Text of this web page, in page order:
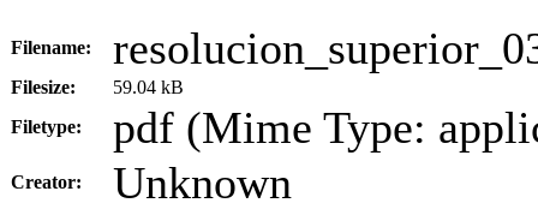
Filename:
Filesize:
59.04 kB
Filetype:
pdf (Mime Type:
Creator: Unknown